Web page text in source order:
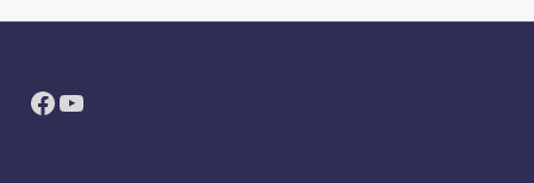
Facebook
YouTube